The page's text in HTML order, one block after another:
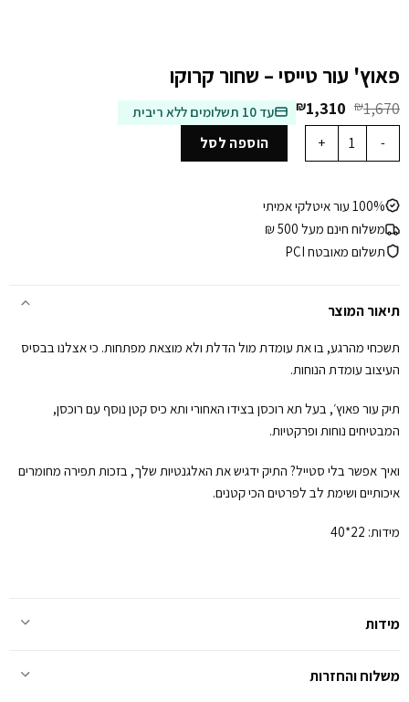
פאוץ' עור טייסי – שחור קרוקו
₪1,670 המחיר
המקורי
היה:
₪1,670.
₪1,310 המחיר
הנוכחי
עד 10 תשלומים ללא ריבית
כמות של פאוץ' עור טייסי - שחור קרוקו
הוספה לסל
100% עור איטלקי אמיתי
משלוח חינם מעל 500 ₪
תשלום מאובטח PCI
תיאור המוצר
תשכחי מהרגע, בו את עומדת מול הדלת ולא מוצאת מפתחות. כי אצלנו בבסיס
העיצוב עומדת הנוחות.
תיק עור פאוץ׳, בעל תא רוכסן בצידו האחורי ותא כיס קטן נוסף עם רוכסן,
המבטיחים נוחות ופרקטיות.
ואיך אפשר בלי סטייל? התיק ידגיש את האלגנטיות שלך, בזכות תפירה מחומרים
איכותיים ושימת לב לפרטים הכי קטנים.
מידות: 22*40
מידות
משלוח והחזרות